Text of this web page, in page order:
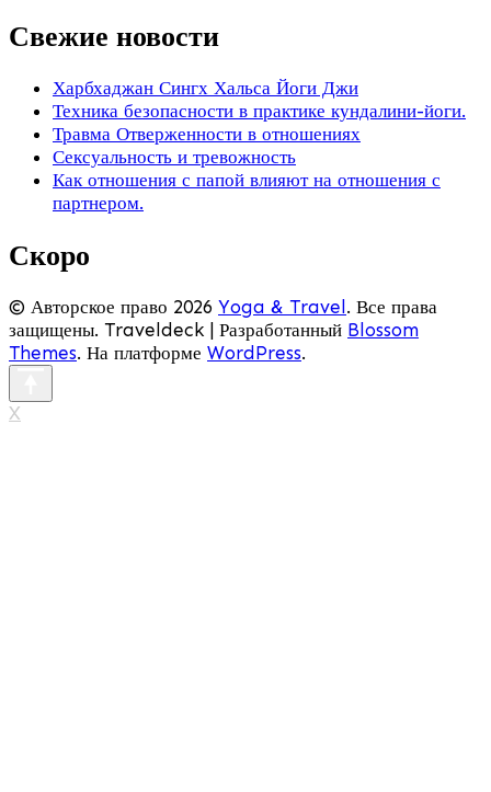
Свежие новости
Харбхаджан Сингх Хальса Йоги Джи
Техника безопасности в практике кундалини-йоги.
Травма Отверженности в отношениях
Сексуальность и тревожность
Как отношения с папой влияют на отношения с
партнером.
Скоро
© Авторское право 2026 Yoga & Travel. Все права
защищены. Traveldeck | Разработанный Blossom
Themes. На платформе WordPress.
X